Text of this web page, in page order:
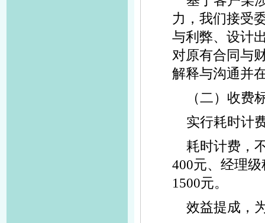
力，我们接受
与利弊、设计
对原有合同与
解释与沟通并
（二）收费
实行耗时计
耗时计费，
400元、经理
1500元。
效益提成，